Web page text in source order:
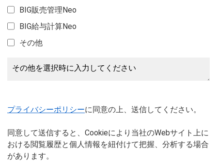
BIG販売管理Neo
BIG給与計算Neo
その他
プライバシーポリシーに同意の上、送信してください。
同意して送信すると、Cookieにより当社のWebサイト上に
おける閲覧履歴と個人情報を紐付けて把握、分析する場合
があります。